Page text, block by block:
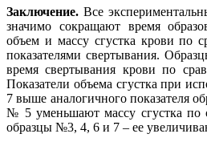
Заключение. Все
значимо сокращают время
объем и массу сгустка крови по
показателями свертывания.
время свертывания крови по
Показатели объема сгустка при
7 выше аналогичного показателя
№ 5 уменьшают массу сгустка по
образцы №3, 4, 6 и 7 – ее